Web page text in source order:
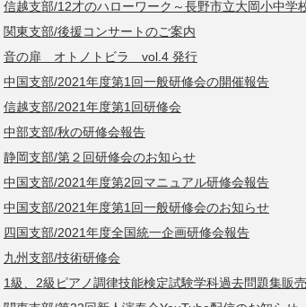
信越支部/12才のハローワーク～長野市立大岡小中学
関東支部/後援コンサートのご案内
音の扉 オトノトビラ vol.4 発行
中国支部/2021年度第1回一般研修会の開催報告
信越支部/2021年度第1回研修会
中部支部/秋の研修会報告
静岡支部/第２回研修会のお知らせ
中国支部/2021年度第2回マニュアル研修会報告
中国支部/2021年度第1回一般研修会のお知らせ
四国支部/2021年度全国統一企画研修会報告
九州支部/技術研修会
1級、2級ピアノ調律技能検定試験学科過去問題集販